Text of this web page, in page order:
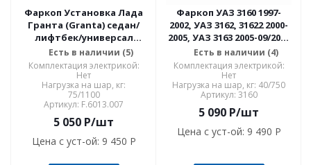
Фаркоп Установка Лада
Гранта (Granta) седан/
лифтбек/универсал
2011-, Lada Kalina
универсал (вкл. Cross)
2013-2018, Datsun on-DO
2014-2020 F.6013.007
Есть в наличии (5)
Комплектация электрикой:
Нет
Нагрузка на шар, кг:
75/1100
Артикул: F.6013.007
5 050 P/шт
Цена с уст-ой: 9 450 P
Фаркоп УАЗ 3160 1997-
2002, УАЗ 3162, 31622 2000-
2005, УАЗ 3163 2005-09/2014
сварное крепление шара
3160
Есть в наличии (4)
Комплектация электрикой:
Нет
Нагрузка на шар, кг: 40/750
Артикул: 3160
5 090 P/шт
Цена с уст-ой: 9 490 P